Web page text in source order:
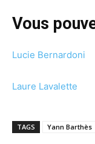
Vous
Lucie Bernardoni
Laure Lavalette
TAGS Yann Barthès